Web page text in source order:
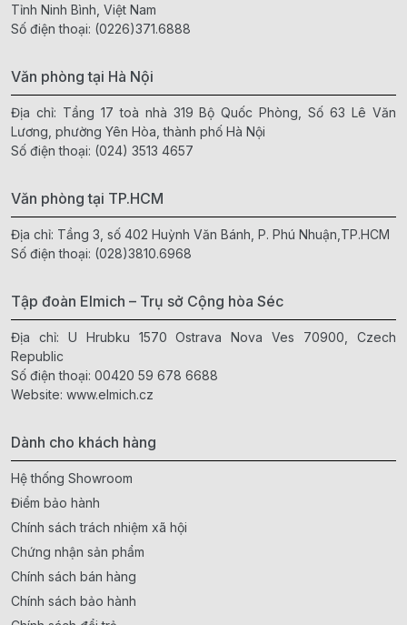
Tỉnh Ninh Bình, Việt Nam
Số điện thoại: (0226)371.6888
Văn phòng tại Hà Nội
Địa chỉ: Tầng 17 toà nhà 319 Bộ Quốc Phòng, Số 63 Lê Văn
Lương, phường Yên Hòa, thành phố Hà Nội
Số điện thoại: (024) 3513 4657
Văn phòng tại TP.HCM
Địa chỉ: Tầng 3, số 402 Huỳnh Văn Bánh, P. Phú Nhuận,TP.HCM
Số điện thoại: (028)3810.6968
Tập đoàn Elmich – Trụ sở Cộng hòa Séc
Địa chỉ: U Hrubku 1570 Ostrava Nova Ves 70900, Czech
Republic
Số điện thoại: 00420 59 678 6688
Website: www.elmich.cz
Dành cho khách hàng
Hệ thống Showroom
Điểm bảo hành
Chính sách trách nhiệm xã hội
Chứng nhận sản phẩm
Chính sách bán hàng
Chính sách bảo hành